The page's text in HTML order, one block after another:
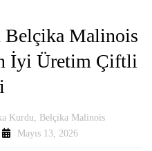
Belçika Malinois
İyi Üretim Çiftli
Kurdu
Belçika Malinois
Mayıs 13, 2026